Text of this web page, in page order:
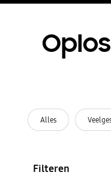
Alles
Filteren